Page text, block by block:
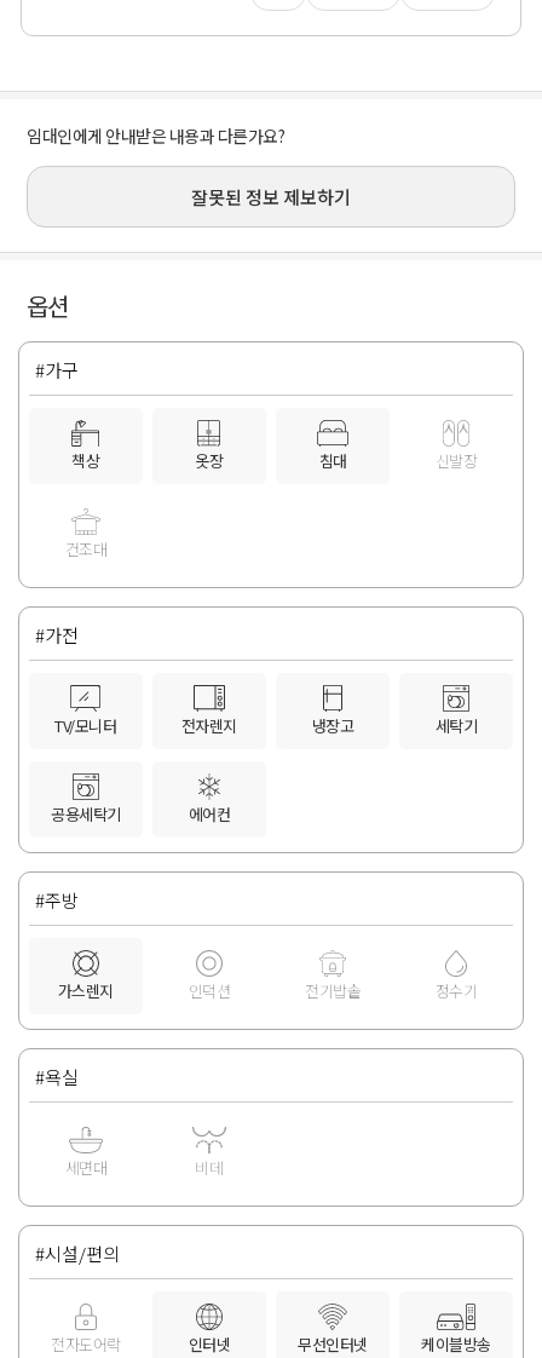
임대인에게 안내받은 내용과 다른가요?
잘못된 정보 제보하기
옵션
#가구
책상 옷장 침대 신발장
건조대
#가전
TV/모니터 전자렌지 냉장고 세탁기
공용세탁기 에어컨
#주방
가스렌지 인덕션 전기밥솥 정수기
#욕실
세면대 비데
#시설/편의
전자도어락 인터넷 무선인터넷 케이블방송